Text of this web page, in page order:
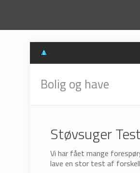
Bolig og have
Støvsuger
Vi har fået mange
lave en stor test af